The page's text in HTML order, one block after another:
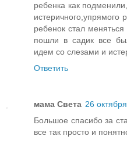
ребенка как
истеричного,упрямого
ребенок стал
пошли в садик все
идем со слезами и
Ответить
мама Света 26
Большое спасибо за
все так просто и